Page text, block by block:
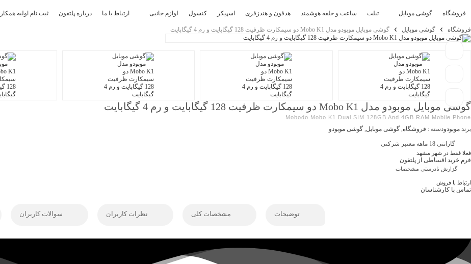
فروشگاه گوشی موبایل تبلت ساعت و حلقه هوشمند هدفون و هندزفری اسپیکر کنسول لوازم جانبی ارتباط با ما درباره پلتفون ثبت نام اولیه
فروشگاه گوشی موبایل گوشی موبایل موبودو مدل Mobo K1 دو سیمکارت ظرفیت 128 گیگابایت و رم 4 گیگابایت
گوشی موبایل موبودو مدل Mobo K1 دو سیمکارت ظرفیت 128 گیگابایت و رم 4 گیگابایت
Mobodo Mobo K1 Dual SIM 128GB And 4GB RAM Mobile Phone
برند موبودودسته : فروشگاه, گوشی موبایل, گوشی موبودو
گارانتی 18 ماهه معتبر شرکتی
فعلا فقط در شهر مشهد
فرم خرید اقساطی از پلتفون
گزارش نادرستی مشخصات
ارتباط با فروش
تماس با کارشناسان
توضیحات مشخصات کلی نظرات کاربران سوالات کاربران